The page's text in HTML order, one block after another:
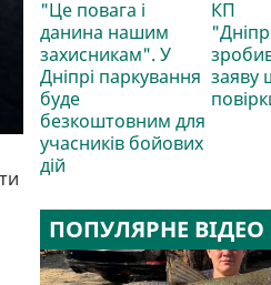
"Це повага і
данина нашим
захисникам". У
Дніпрі паркування
буде
безкоштовним для
учасників бойових
дій
КП
заяву
ПОПУЛЯРНЕ ВІДЕО